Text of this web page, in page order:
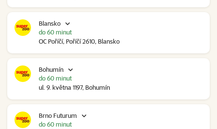
Blansko
OC Poříčí, Poříčí 2610, Blansko
do 60 minut
Bohumín
ul. 9. května 1197, Bohumín
do 60 minut
Brno Futurum
do 60 minut